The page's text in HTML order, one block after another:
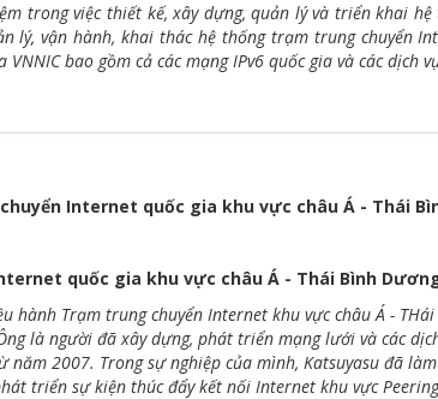
trong việc thiết kế, xây dựng, quản lý và triển khai
vận hành, khai thác hệ thống trạm trung chuyển
bao gồm cả các mạng IPv6 quốc gia và các dịch
Internet quốc gia khu vực châu Á - Thái
quốc gia khu vực châu Á - Thái Bình
hành Trạm trung chuyển Internet khu vực châu Á -
là người đã xây dựng, phát triển mạng lưới và các
2007. Trong sự nghiệp của mình, Katsuyasu đã
triển sự kiện thúc đẩy kết nối Internet khu vực